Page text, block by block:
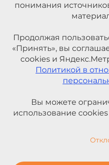
понимания
Продолжая
«Принять», вы
cookies и
Политикой в
Вы можете
использование